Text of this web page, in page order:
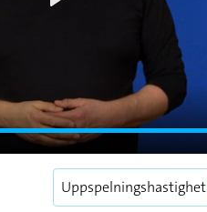
Uppspelningshastighet